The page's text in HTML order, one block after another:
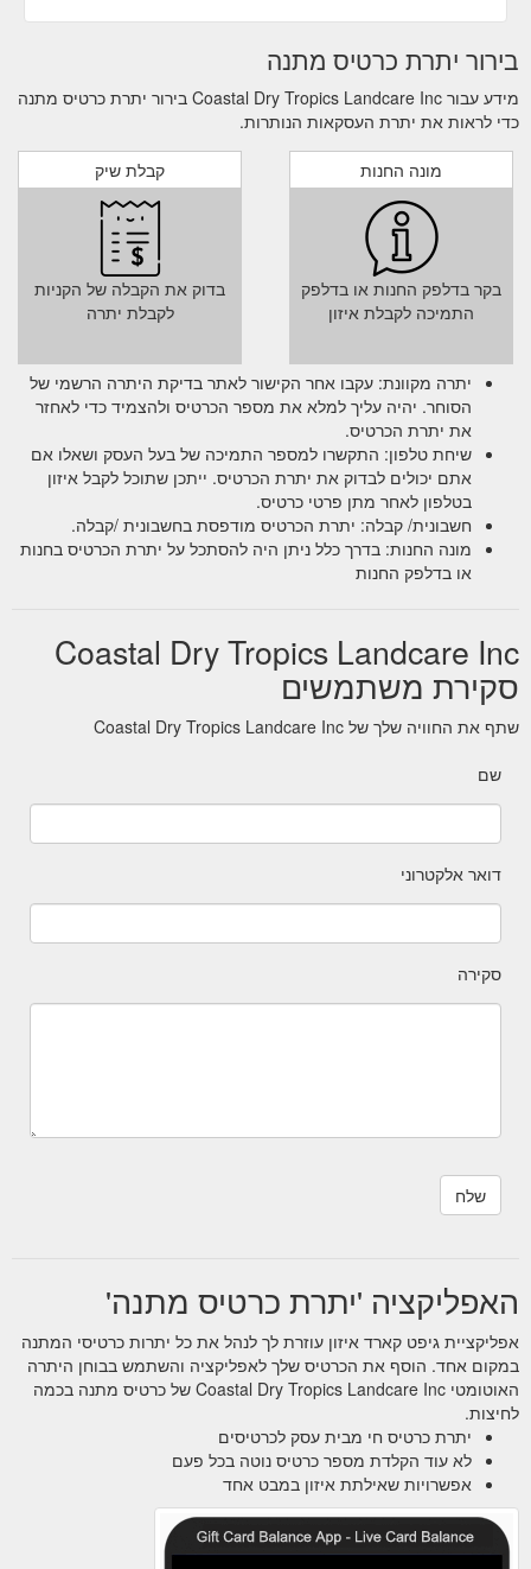
בירור יתרת כרטיס מתנה
מידע עבור Coastal Dry Tropics Landcare Inc בירור יתרת כרטיס מתנה
כדי לראות את יתרת העסקאות הנותרות.
קבלת שיק
בדוק את הקבלה של הקניות
לקבלת יתרה
מונה החנות
בקר בדלפק החנות או בדלפק
התמיכה לקבלת איזון
יתרה מקוונת: עקבו אחר הקישור לאתר בדיקת היתרה הרשמי של
הסוחר. יהיה עליך למלא את מספר הכרטיס ולהצמיד כדי לאחזר
את יתרת הכרטיס.
שיחת טלפון: התקשרו למספר התמיכה של בעל העסק ושאלו אם
אתם יכולים לבדוק את יתרת הכרטיס. ייתכן שתוכל לקבל איזון
בטלפון לאחר מתן פרטי כרטיס.
חשבונית/ קבלה: יתרת הכרטיס מודפסת בחשבונית /קבלה.
מונה החנות: בדרך כלל ניתן היה להסתכל על יתרת הכרטיס בחנות
או בדלפק החנות
Coastal Dry Tropics Landcare Inc
סקירת משתמשים
שתף את החוויה שלך של Coastal Dry Tropics Landcare Inc
שם
דואר אלקטרוני
סקירה
האפליקציה 'יתרת כרטיס מתנה'
אפליקציית גיפט קארד איזון עוזרת לך לנהל את כל יתרות כרטיסי המתנה
במקום אחד. הוסף את הכרטיס שלך לאפליקציה והשתמש בבוחן היתרה
האוטומטי Coastal Dry Tropics Landcare Inc של כרטיס מתנה בכמה
לחיצות.
יתרת כרטיס חי מבית עסק לכרטיסים
לא עוד הקלדת מספר כרטיס נוטה בכל פעם
אפשרויות שאילתת איזון במבט אחד